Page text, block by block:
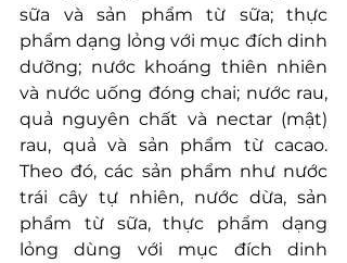
sữa và sản phẩm từ sữa; thực
phẩm dạng lỏng với mục đích dinh
dưỡng; nước khoáng thiên nhiên
và nước uống đóng chai; nước rau,
quả nguyên chất và nectar (mật)
rau, quả và sản phẩm từ cacao.
Theo đó, các sản phẩm như nước
trái cây tự nhiên, nước dừa, sản
phẩm từ sữa, thực phẩm dạng
lỏng dùng với mục đích dinh